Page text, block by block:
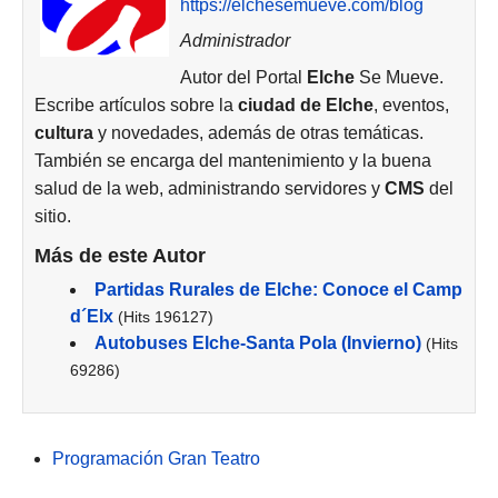
https://elchesemueve.com/blog
Administrador
Autor del Portal
ElcheSe Mueve.
Escribe artículos sobre la ciudad de Elche, eventos,
cultura y novedades, además de otras temáticas.
También se encarga del mantenimiento y la buena
salud de la web, administrando servidores y CMS del
sitio.
Más de este Autor
Partidas Rurales de Elche: Conoce el Camp
d´Elx (Hits 196127)
Autobuses Elche-Santa Pola (Invierno) (Hits
69286)
Programación Gran Teatro